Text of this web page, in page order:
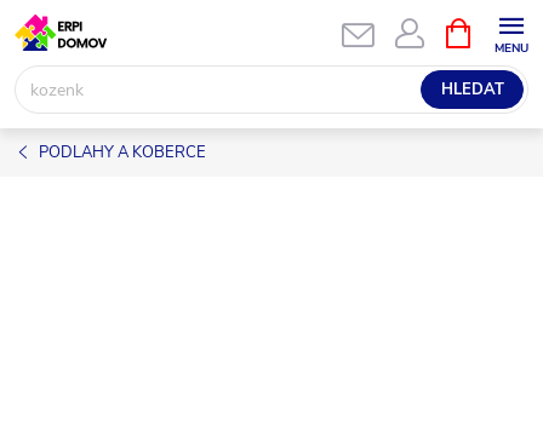
Přejít
na
obsah
HLEDAT
NÁKUPNÍ
KOŠÍK
PODLAHY A KOBERCE